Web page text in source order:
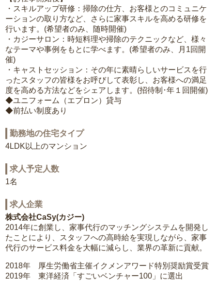
・スキルアップ研修：掃除の仕方、お客様とのコミュニケ
ーションの取り方など、さらに家事スキルを高める研修を
行います。(希望者のみ、随時開催)
・カジーサロン：時短料理や掃除のテクニックなど、様々
なテーマや事例をもとに学べます。(希望者のみ、月1回開
催)
・キャストセッション：その年に素晴らしいサービスを行
ったスタッフの皆様をお呼びして表彰し、お客様への満足
度を高める方法などをシェアします。(招待制･年１回開催)
◆ユニフォーム（エプロン）貸与
◆前払い制度あり
勤務地の住宅タイプ
4LDK以上のマンション
求人予定人数
1名
求人企業
株式会社CaSy(カジー)
2014年に創業し、家事代行のマッチングシステムを開発し
たことにより、スタッフへの高時給を実現しながら、家事
代行のサービス料金を大幅に減らし、業界の革新に貢献。
2018年 厚生労働省主催イクメンアワード特別奨励賞受賞
2019年 東洋経済「すごいベンチャー100」に選出